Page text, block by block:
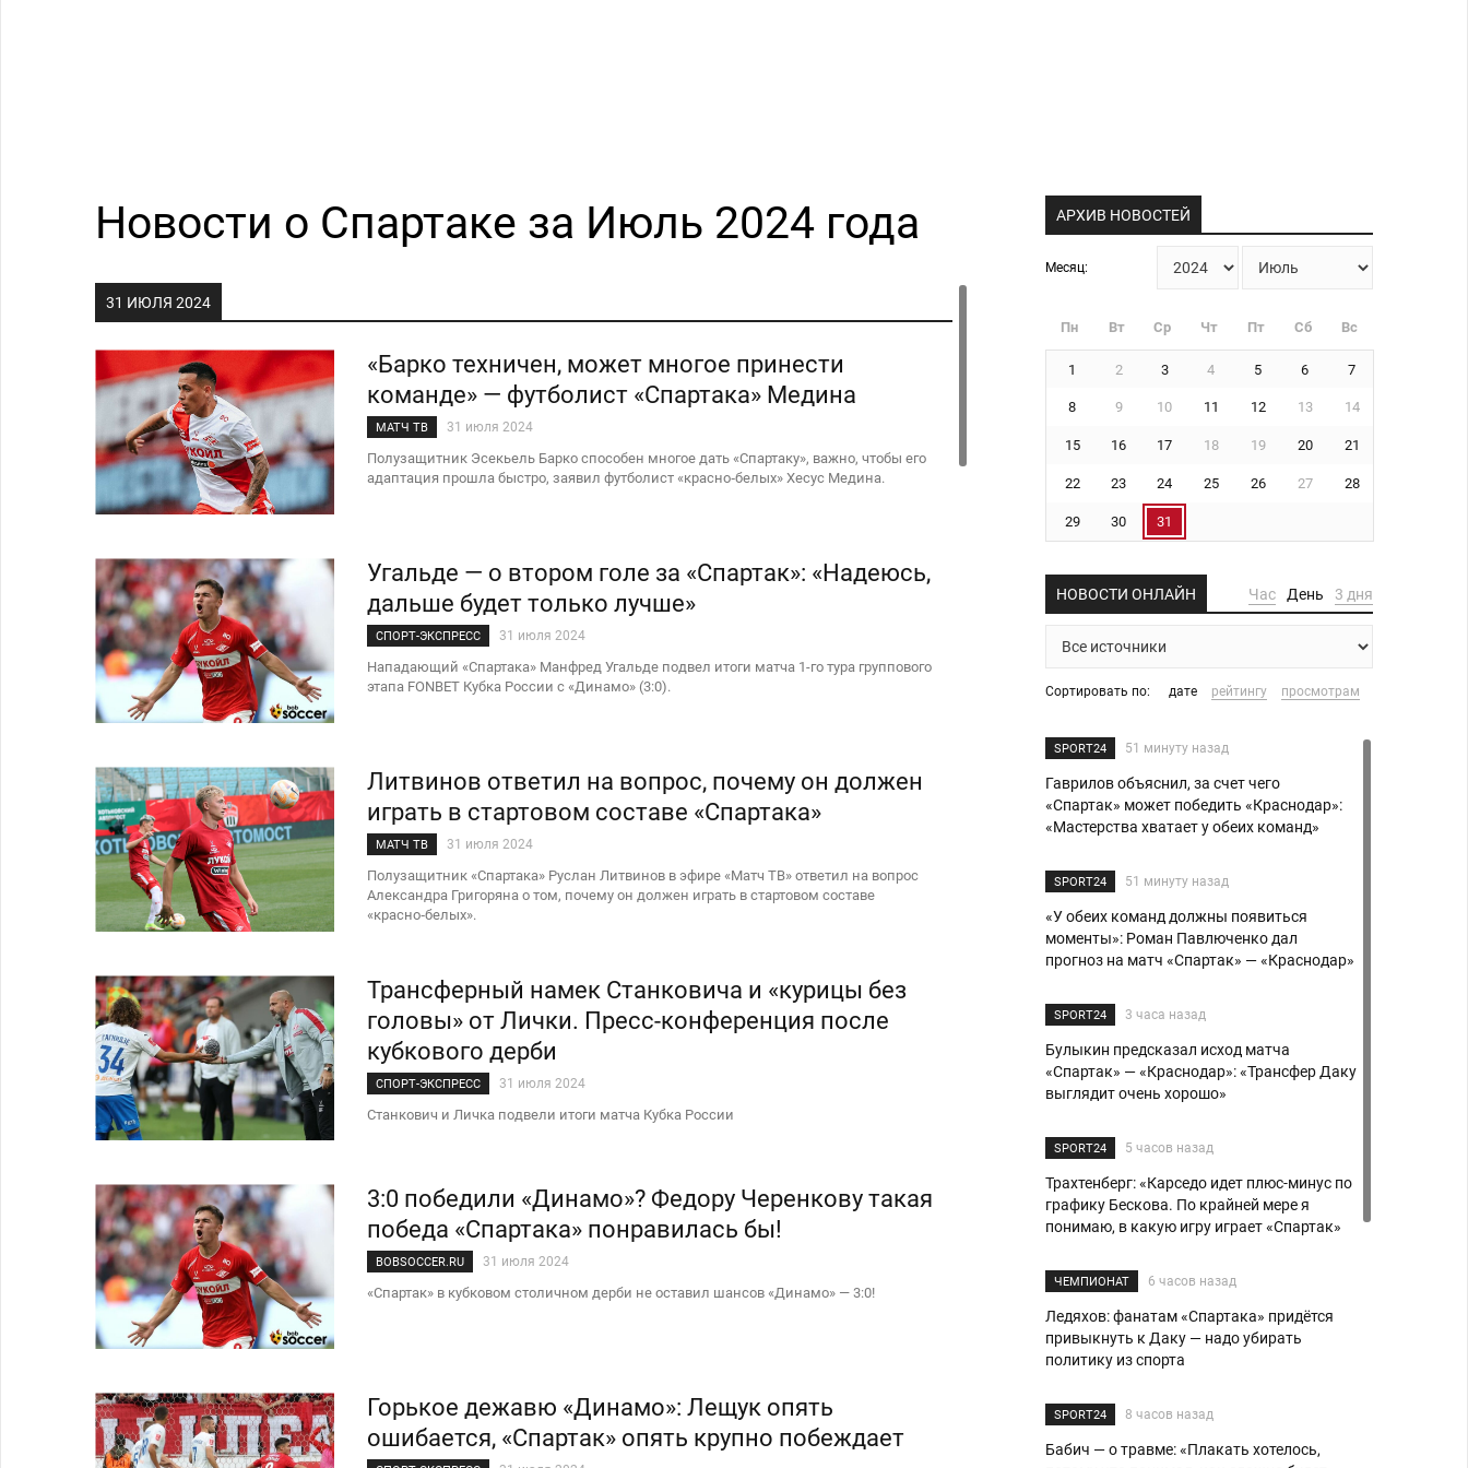
Новости о Спартаке за Июль 2024 года
31 ИЮЛЯ 2024
МАТЧ ТВ 31 июля 2024
«Барко техничен, может многое принести
команде» — футболист «Спартака» Медина
Полузащитник Эсекьель Барко способен многое дать «Спартаку», важно, чтобы его
адаптация прошла быстро, заявил футболист «красно‑белых» Хесус Медина.
СПОРТ-ЭКСПРЕСС 31 июля 2024
Угальде — о втором голе за «Спартак»: «Надеюсь,
дальше будет только лучше»
Нападающий «Спартака» Манфред Угальде подвел итоги матча 1-го тура группового
этапа FONBET Кубка России с «Динамо» (3:0).
МАТЧ ТВ 31 июля 2024
Литвинов ответил на вопрос, почему он должен
играть в стартовом составе «Спартака»
Полузащитник «Спартака» Руслан Литвинов в эфире «Матч ТВ» ответил на вопрос
Александра Григоряна о том, почему он должен играть в стартовом составе
«красно‑белых».
СПОРТ-ЭКСПРЕСС 31 июля 2024
Трансферный намек Станковича и «курицы без
головы» от Лички. Пресс-конференция после
кубкового дерби
Станкович и Личка подвели итоги матча Кубка России
BOBSOCCER.RU 31 июля 2024
3:0 победили «Динамо»? Федору Черенкову такая
победа «Спартака» понравилась бы!
«Спартак» в кубковом столичном дерби не оставил шансов «Динамо» — 3:0!
Горькое дежавю «Динамо»: Лещук опять
ошибается, «Спартак» опять крупно побеждает
АРХИВ НОВОСТЕЙ
Месяц:
Пн Вт Ср Чт Пт Сб Вс
1 2 3 4 5 6 7
8 9 10 11 12 13 14
15 16 17 18 19 20 21
22 23 24 25 26 27 28
29 30 31
НОВОСТИ ОНЛАЙН 3 дня
День
Час
Сортировать по: дате рейтингу просмотрам
SPORT24 51 минуту назад
Гаврилов объяснил, за счет чего
«Спартак» может победить «Краснодар»:
«Мастерства хватает у обеих команд»
SPORT24 51 минуту назад
«У обеих команд должны появиться
моменты»: Роман Павлюченко дал
прогноз на матч «Спартак» — «Краснодар»
SPORT24 3 часа назад
Булыкин предсказал исход матча
«Спартак» — «Краснодар»: «Трансфер Даку
выглядит очень хорошо»
SPORT24 5 часов назад
Трахтенберг: «Карседо идет плюс-минус по
графику Бескова. По крайней мере я
понимаю, в какую игру играет «Спартак»
ЧЕМПИОНАТ 6 часов назад
Ледяхов: фанатам «Спартака» придётся
привыкнуть к Даку — надо убирать
политику из спорта
SPORT24 8 часов назад
Бабич — о травме: «Плакать хотелось,